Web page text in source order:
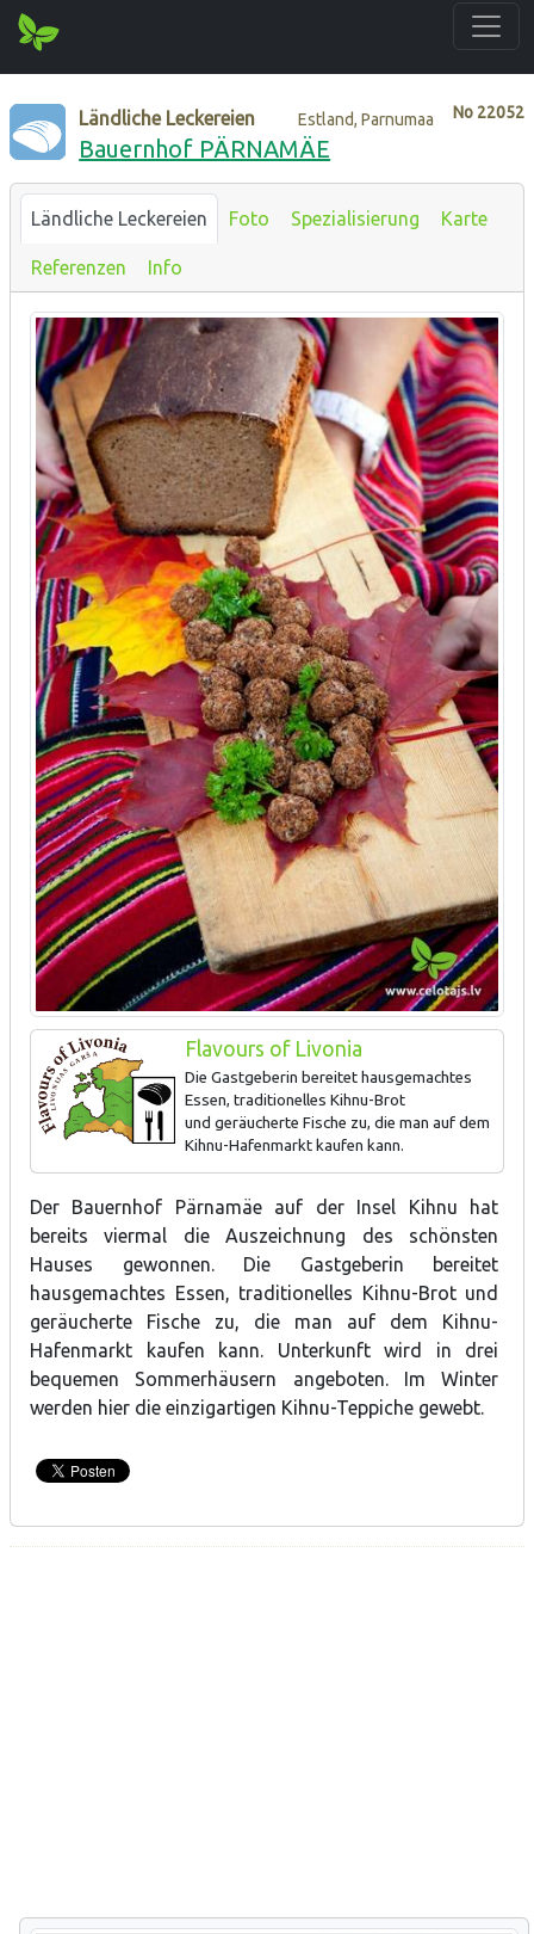
No 22052
Ländliche Leckereien Estland, Parnumaa
Bauernhof PÄRNAMÄE
Ländliche Leckereien Foto Spezialisierung Karte
Referenzen Info
Flavours of Livonia
Die Gastgeberin bereitet hausgemachtes
Essen, traditionelles Kihnu-Brot
und geräucherte Fische zu, die man auf dem
Kihnu-Hafenmarkt kaufen kann.
Der Bauernhof Pärnamäe auf der Insel Kihnu hat
bereits viermal die Auszeichnung des schönsten
Hauses gewonnen. Die Gastgeberin bereitet
hausgemachtes Essen, traditionelles Kihnu-Brot und
geräucherte Fische zu, die man auf dem Kihnu-
Hafenmarkt kaufen kann. Unterkunft wird in drei
bequemen Sommerhäusern angeboten. Im Winter
werden hier die einzigartigen Kihnu-Teppiche gewebt.